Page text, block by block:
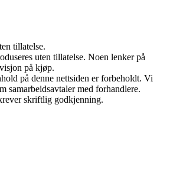
tillatelse.
uten tillatelse. Noen lenker på
på kjøp.
på denne nettsiden er forbeholdt. Vi
samarbeidsavtaler med forhandlere.
skriftlig godkjenning.